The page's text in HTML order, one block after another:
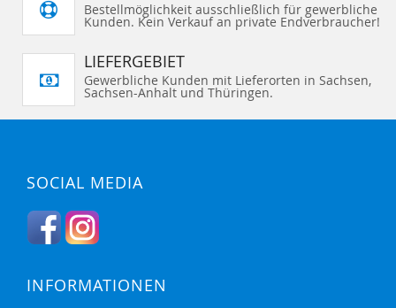
Bestellmöglichkeit ausschließlich für gewerbliche
Kunden. Kein Verkauf an private Endverbraucher!
LIEFERGEBIET
Gewerbliche Kunden mit Lieferorten in Sachsen,
Sachsen-Anhalt und Thüringen.
SOCIAL MEDIA
INFORMATIONEN